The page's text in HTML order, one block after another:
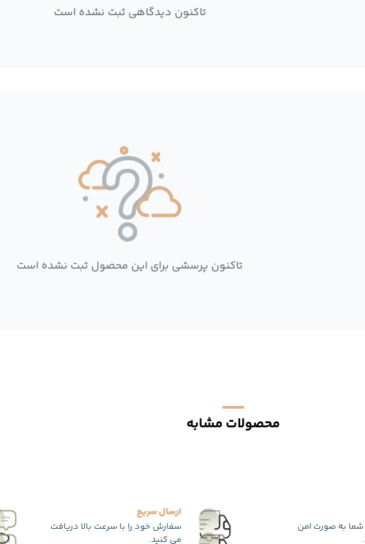
تاکنون دیدگاهی ثبت نشده است
تاکنون پرسشی برای این محصول ثبت نشده است
محصولات مشابه
شما به صورت امن
ارسال سریع
سفارش خود را با سرعت بالا دریافت
می کنید.